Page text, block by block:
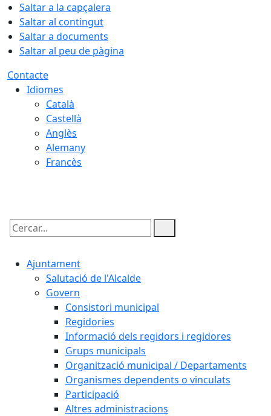
Saltar a la capçalera
Saltar al contingut
Saltar a documents
Saltar al peu de pàgina
Contacte
Idiomes
Català
Castellà
Anglès
Alemany
Francès
Cercar:
Ajuntament
Salutació de l'Alcalde
Govern
Consistori municipal
Regidories
Informació dels regidors i regidores
Grups municipals
Organització municipal / Departaments
Organismes dependents o vinculats
Participació
Altres administracions